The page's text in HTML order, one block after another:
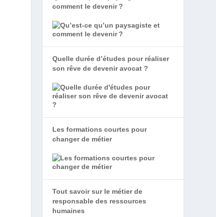
comment le devenir ?
Quelle durée d’études pour réaliser
son rêve de devenir avocat ?
Les formations courtes pour
changer de métier
Tout savoir sur le métier de
responsable des ressources
humaines